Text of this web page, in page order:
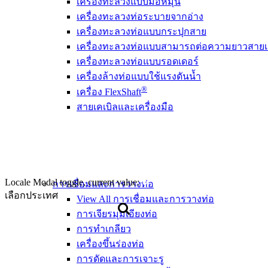
Locale Modal toggle, current value:
เลือกประเทศ
เครื่องทะลวงท่อระบายจากอ่าง
เครื่องทะลวงท่อแบบกระปุกสาย
เครื่องทะลวงท่อแบบสามารถต่อความยาวสาย
เครื่องทะลวงท่อแบบรอดเดอร์
เครื่องล้างท่อแบบใช้แรงดันน้ำ
เครื่อง FlexShaft®
สายเคเบิลและเครื่องมือ
การเชื่อมและการวางท่อ
View All การเชื่อมและการวางท่อ
การเจียรมุมเอียงท่อ
การทำเกลียว
เครื่องขึ้นร่องท่อ
การดัดและการเจาะรู